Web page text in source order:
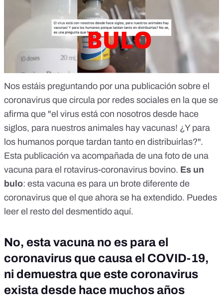
Nos estáis preguntando por una publicación sobre el
coronavirus que circula por redes sociales en la que se
afirma que "el virus está con nosotros desde hace
siglos, para nuestros animales hay vacunas! ¿Y para
los humanos porque tardan tanto en distribuirlas?".
Esta publicación va acompañada de una foto de una
vacuna para el rotavirus-coronavirus bovino. Es un
bulo: esta vacuna es para un brote diferente de
coronavirus que el que ahora se ha extendido. Puedes
leer el resto del desmentido aquí.
No, esta vacuna no es para el
coronavirus que causa el COVID-19,
ni demuestra que este coronavirus
exista desde hace muchos años